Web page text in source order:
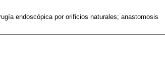
endoscópica por orificios naturales; anastomosis